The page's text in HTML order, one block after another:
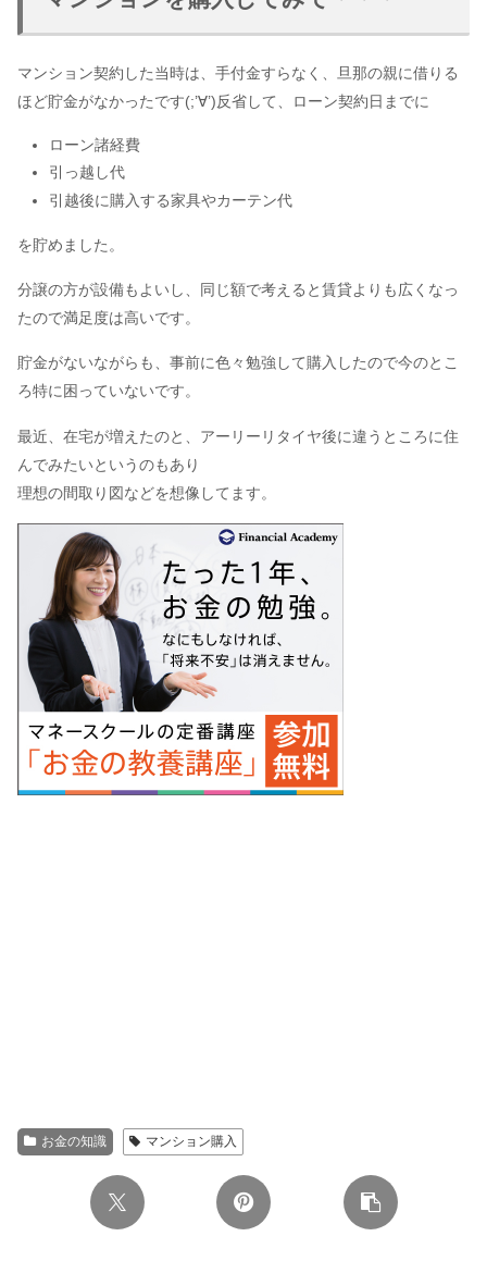
マンション契約した当時は、手付金すらなく、旦那の親に借りる
ほど貯金がなかったです(;’∀’)反省して、ローン契約日までに
ローン諸経費
引っ越し代
引越後に購入する家具やカーテン代
を貯めました。
分譲の方が設備もよいし、同じ額で考えると賃貸よりも広くなっ
たので満足度は高いです。
貯金がないながらも、事前に色々勉強して購入したので今のとこ
ろ特に困っていないです。
最近、在宅が増えたのと、アーリーリタイヤ後に違うところに住
んでみたいというのもあり
理想の間取り図などを想像してます。
お金の知識 マンション購入